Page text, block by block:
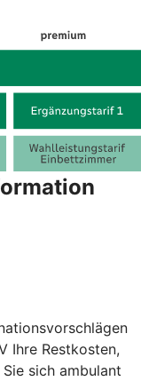
Ihre Restkosten,
sich ambulant